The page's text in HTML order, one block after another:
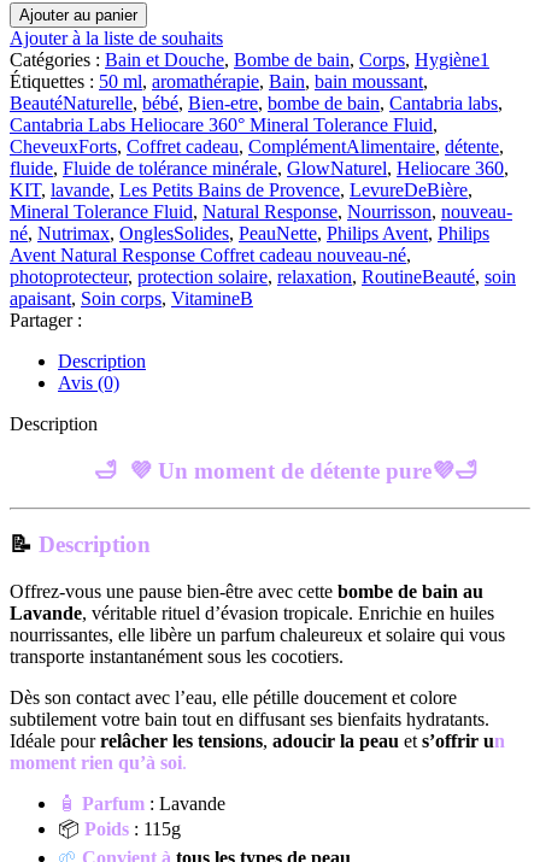
quantité
de
Les
Petits
Bains
de
Provence
–
Bombe
de
Bain
Lavande
|
115g
Ajouter au panier
Ajouter à la liste de souhaits
Catégories : Bain et Douche, Bombe de bain, Corps, Hygiène1
Étiquettes : 50 ml, aromathérapie, Bain, bain moussant,
BeautéNaturelle, bébé, Bien-etre, bombe de bain, Cantabria labs,
Cantabria Labs Heliocare 360° Mineral Tolerance Fluid,
CheveuxForts, Coffret cadeau, ComplémentAlimentaire, détente,
fluide, Fluide de tolérance minérale, GlowNaturel, Heliocare 360,
KIT, lavande, Les Petits Bains de Provence, LevureDeBière,
Mineral Tolerance Fluid, Natural Response, Nourrisson, nouveau-
né, Nutrimax, OnglesSolides, PeauNette, Philips Avent, Philips
Avent Natural Response Coffret cadeau nouveau-né,
photoprotecteur, protection solaire, relaxation, RoutineBeauté, soin
apaisant, Soin corps, VitamineB
Partager :
Description
Avis (0)
Description
🛁 💜 Un moment de détente pure💜🛁
📝 Description
Offrez-vous une pause bien-être avec cette bombe de bain au
Lavande, véritable rituel d’évasion tropicale. Enrichie en huiles
nourrissantes, elle libère un parfum chaleureux et solaire qui vous
transporte instantanément sous les cocotiers.
Dès son contact avec l’eau, elle pétille doucement et colore
subtilement votre bain tout en diffusant ses bienfaits hydratants.
Idéale pourrelâcher les tensions, adoucir la peau et s’offrir un
moment rien qu’à soi.
🧴 Parfum : Lavande
📦 Poids : 115g